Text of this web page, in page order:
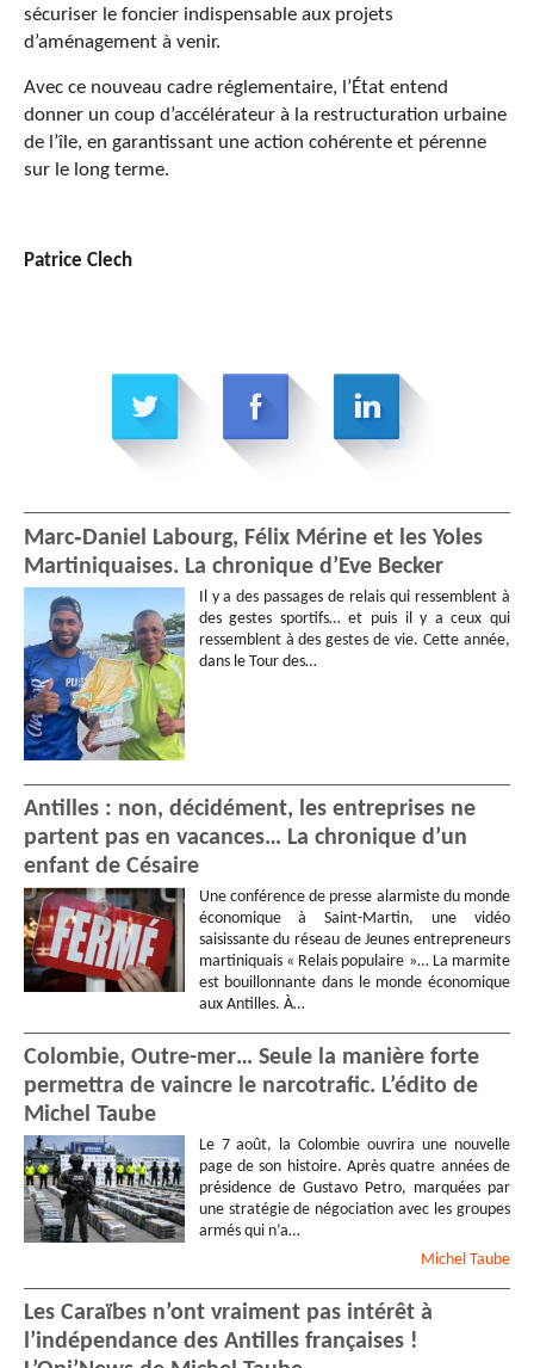
sécuriser le foncier indispensable aux projets
d’aménagement à venir.
Avec ce nouveau cadre réglementaire, l’État entend
donner un coup d’accélérateur à la restructuration urbaine
de l’île, en garantissant une action cohérente et pérenne
sur le long terme.
Patrice Clech
Marc‑Daniel Labourg, Félix Mérine et les Yoles
Martiniquaises. La chronique d’Eve Becker
Il y a des passages de relais qui ressemblent à
des gestes sportifs… et puis il y a ceux qui
ressemblent à des gestes de vie. Cette année,
dans le Tour des…
Antilles : non, décidément, les entreprises ne
partent pas en vacances… La chronique d’un
enfant de Césaire
Une conférence de presse alarmiste du monde
économique à Saint-Martin, une vidéo
saisissante du réseau de Jeunes entrepreneurs
martiniquais « Relais populaire »… La marmite
est bouillonnante dans le monde économique
aux Antilles. À…
Colombie, Outre-mer… Seule la manière forte
permettra de vaincre le narcotrafic. L’édito de
Michel Taube
Le 7 août, la Colombie ouvrira une nouvelle
page de son histoire. Après quatre années de
présidence de Gustavo Petro, marquées par
une stratégie de négociation avec les groupes
armés qui n’a…
Michel Taube
Les Caraïbes n’ont vraiment pas intérêt à
l’indépendance des Antilles françaises !